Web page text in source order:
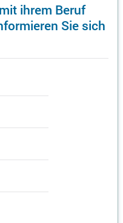
ihrem Beruf
Sie sich